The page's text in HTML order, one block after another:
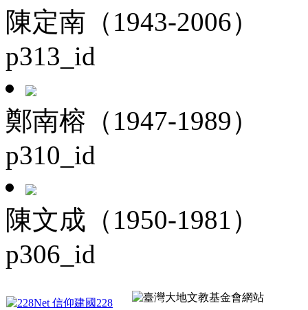
陳定南（1943-2006）
p313_id
鄭南榕（1947-1989）
p310_id
陳文成（1950-1981）
p306_id